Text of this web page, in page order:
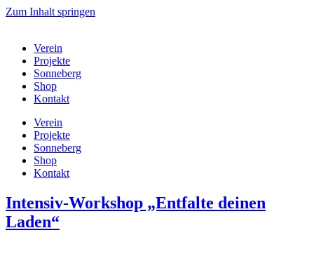
Zum Inhalt springen
Verein
Projekte
Sonneberg
Shop
Kontakt
Verein
Projekte
Sonneberg
Shop
Kontakt
Intensiv-Workshop „Entfalte deinen
Laden“